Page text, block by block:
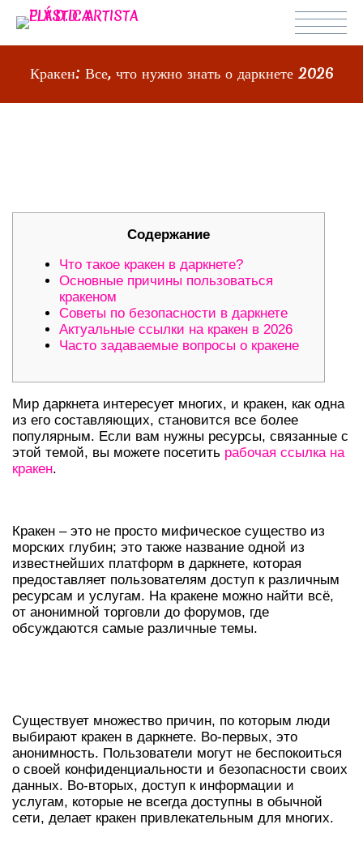
Кракен: Все, что нужно знать о даркнете 2026
Содержание
Что такое кракен в даркнете?
Основные причины пользоваться
кракеном
Советы по безопасности в даркнете
Актуальные ссылки на кракен в 2026
Часто задаваемые вопросы о кракене
Мир даркнета интересует многих, и кракен, как одна
из его составляющих, становится все более
популярным. Если вам нужны ресурсы, связанные с
этой темой, вы можете посетить рабочая ссылка на
кракен.
Кракен – это не просто мифическое существо из
морских глубин; это также название одной из
известнейших платформ в даркнете, которая
предоставляет пользователям доступ к различным
ресурсам и услугам. На кракене можно найти всё,
от анонимной торговли до форумов, где
обсуждаются самые различные темы.
Существует множество причин, по которым люди
выбирают кракен в даркнете. Во-первых, это
анонимность. Пользователи могут не беспокоиться
о своей конфиденциальности и безопасности своих
данных. Во-вторых, доступ к информации и
услугам, которые не всегда доступны в обычной
сети, делает кракен привлекательным для многих.